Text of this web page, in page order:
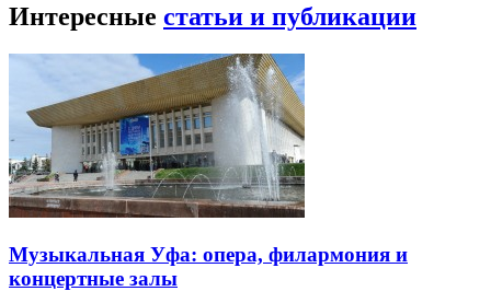
Интересные статьи и публикации
Музыкальная Уфа: опера, филармония и
концертные залы